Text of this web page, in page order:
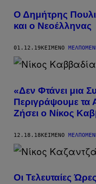
Ο Δημήτρης
και ο Νεοέλληνας
01.12.19 ΚΕΊΜΕΝΟ
«Δεν Φτάνει μια
Περιγράψουμε τα
Ζήσει ο Νίκος
12.18.18ΚΕΊΜΕΝΟ
Οι Τελευταίες